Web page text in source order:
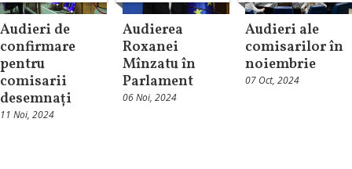
Audieri de
confirmare
pentru
comisarii
desemnați
11 Noi, 2024
Audierea
Roxanei
Mînzatu în
Parlament
06 Noi, 2024
Audieri ale
comisarilor în
noiembrie
07 Oct, 2024